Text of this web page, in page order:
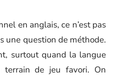
en anglais, ce n’est pas
une question de méthode.
surtout quand la langue
terrain de jeu favori. On